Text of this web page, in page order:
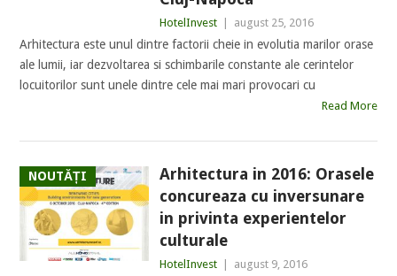
HotelInvest august 25, 2016
Arhitectura este unul dintre factorii cheie in evolutia marilor orase
ale lumii, iar dezvoltarea si schimbarile constante ale cerintelor
locuitorilor sunt unele dintre cele mai mari provocari cu
Read More
NOUTĂȚI
Arhitectura in 2016: Orasele
concureaza cu inversunare
in privinta experientelor
culturale
HotelInvest august 9, 2016